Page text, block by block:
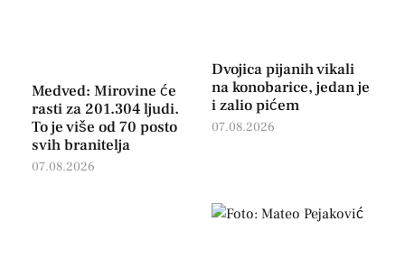
Medved: Mirovine će
rasti za 201.304 ljudi.
To je više od 70 posto
svih branitelja
07.08.2026
Dvojica pijanih vikali
na konobarice, jedan je
i zalio pićem
07.08.2026